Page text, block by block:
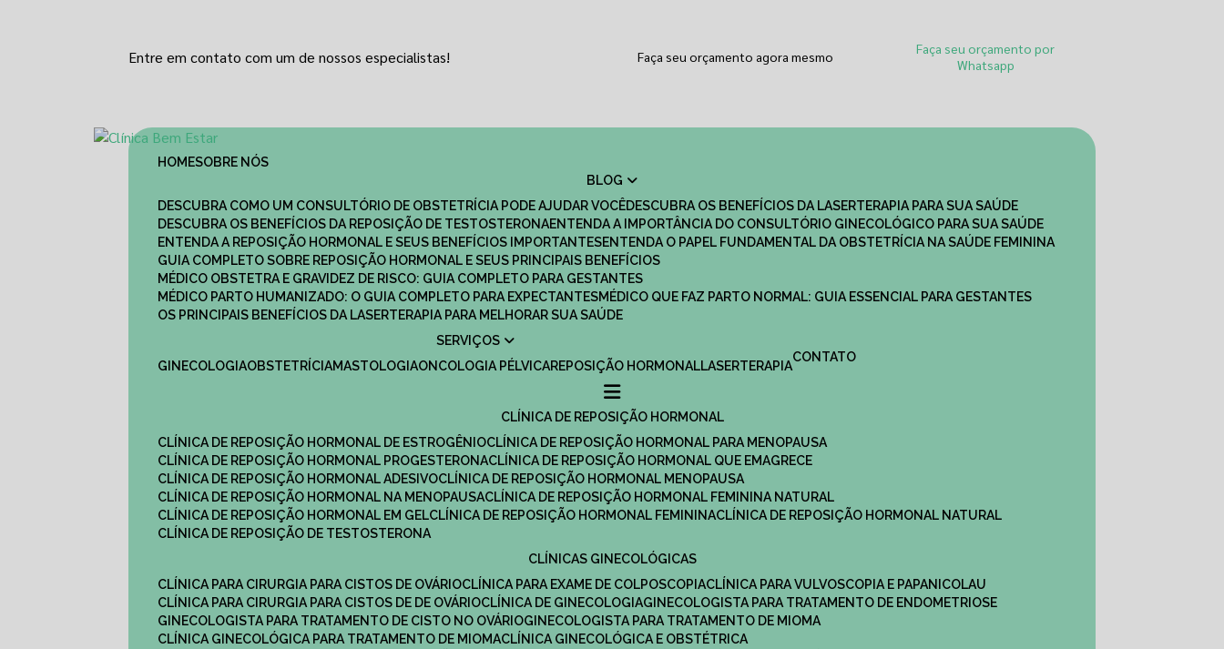
Entre em contato com um de nossos especialistas! Faça seu orçamento agora mesmo
Faça seu orçamento por
Whatsapp
HOME
SOBRE NÓS
BLOG
DESCUBRA COMO UM CONSULTÓRIO DE OBSTETRÍCIA PODE AJUDAR VOCÊ
DESCUBRA OS BENEFÍCIOS DA LASERTERAPIA PARA SUA SAÚDE
DESCUBRA OS BENEFÍCIOS DA REPOSIÇÃO DE TESTOSTERONA
ENTENDA A IMPORTÂNCIA DO CONSULTÓRIO GINECOLÓGICO PARA SUA SAÚDE
ENTENDA A REPOSIÇÃO HORMONAL E SEUS BENEFÍCIOS IMPORTANTES
ENTENDA O PAPEL FUNDAMENTAL DA OBSTETRÍCIA NA SAÚDE FEMININA
GUIA COMPLETO SOBRE REPOSIÇÃO HORMONAL E SEUS PRINCIPAIS BENEFÍCIOS
MÉDICO OBSTETRA E GRAVIDEZ DE RISCO: GUIA COMPLETO PARA GESTANTES
MÉDICO PARTO HUMANIZADO: O GUIA COMPLETO PARA EXPECTANTES
MÉDICO QUE FAZ PARTO NORMAL: GUIA ESSENCIAL PARA GESTANTES
OS PRINCIPAIS BENEFÍCIOS DA LASERTERAPIA PARA MELHORAR SUA SAÚDE
SERVIÇOS
GINECOLOGIA
OBSTETRÍCIA MASTOLOGIA ONCOLOGIA PÉLVICA REPOSIÇÃO HORMONAL LASERTERAPIA
CONTATO
CLÍNICA DE REPOSIÇÃO HORMONAL
CLÍNICA DE REPOSIÇÃO HORMONAL DE ESTROGÊNIO
CLÍNICA DE REPOSIÇÃO HORMONAL PARA MENOPAUSA
CLÍNICA DE REPOSIÇÃO HORMONAL PROGESTERONA
CLÍNICA DE REPOSIÇÃO HORMONAL QUE EMAGRECE
CLÍNICA DE REPOSIÇÃO HORMONAL ADESIVO
CLÍNICA DE REPOSIÇÃO HORMONAL MENOPAUSA
CLÍNICA DE REPOSIÇÃO HORMONAL NA MENOPAUSA
CLÍNICA DE REPOSIÇÃO HORMONAL FEMININA NATURAL
CLÍNICA DE REPOSIÇÃO HORMONAL EM GEL
CLÍNICA DE REPOSIÇÃO HORMONAL FEMININA
CLÍNICA DE REPOSIÇÃO HORMONAL NATURAL
CLÍNICA DE REPOSIÇÃO DE TESTOSTERONA
CLÍNICAS GINECOLÓGICAS
CLÍNICA PARA CIRURGIA PARA CISTOS DE OVÁRIO
CLÍNICA PARA EXAME DE COLPOSCOPIA
CLÍNICA PARA VULVOSCOPIA E PAPANICOLAU
CLÍNICA PARA CIRURGIA PARA CISTOS DE DE OVÁRIO
CLÍNICA DE GINECOLOGIA
GINECOLOGISTA PARA TRATAMENTO DE ENDOMETRIOSE
GINECOLOGISTA PARA TRATAMENTO DE CISTO NO OVÁRIO
GINECOLOGISTA PARA TRATAMENTO DE MIOMA
CLÍNICA GINECOLÓGICA PARA TRATAMENTO DE MIOMA
CLÍNICA GINECOLÓGICA E OBSTÉTRICA